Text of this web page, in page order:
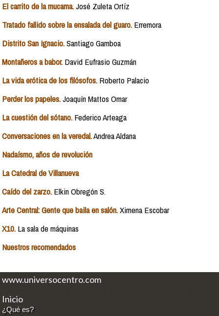
El carrito de la mucama.José Zuleta Ortíz
Tratado fallido sobre la ensalada del guaro. Erremora
Distrito San Ignacio.Santiago Gamboa
Montañeros a babor. David Eufrasio Guzmán
La vida erótica de los filósofos. Roberto Palacio
Perder los papeles.Joaquín Mattos Omar
La cuestión del sótano. Federico Arteaga
Conversaciones en la veredal.Andrea Aldana
Nadaísmo, años de revolución
La Catedral de Villanueva
Caído del zarzo. Elkin Obregón S.
Arte Central: Gente que baila en salón.Ximena Escobar
X10. La sala de máquinas
Nuestros recomendados
www.universocentro.com
Inicio
¿Qué es?